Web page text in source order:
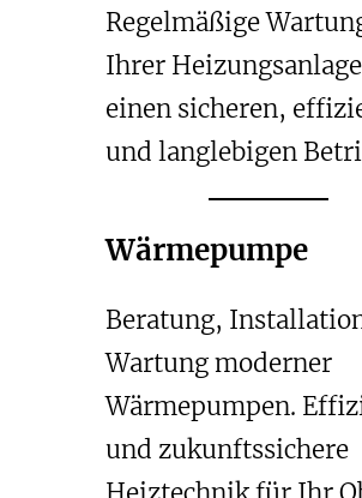
Regelmäßige
Ihrer
einen sicheren,
und langlebigen
Wärmepumpe
Beratung,
Wartung moderner
Wärmepumpen.
und zukunftssichere